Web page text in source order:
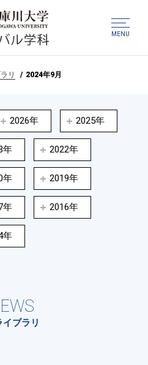
MENU
リ 2024年9月
2026年 2025年
年 2022年
年 2019年
年 2016年
年
イブラリ